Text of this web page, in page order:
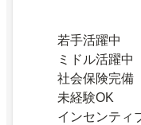
若手活躍中
ミドル活躍中
社会保険完備
未経験OK
インセンティ